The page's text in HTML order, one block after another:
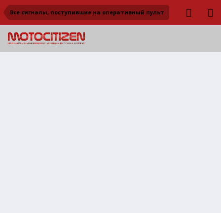
Все сигналы, поступившие на оперативный пульт